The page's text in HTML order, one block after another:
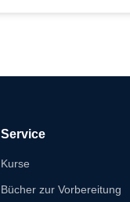
Service
Kurse
Bücher zur Vorbereitung